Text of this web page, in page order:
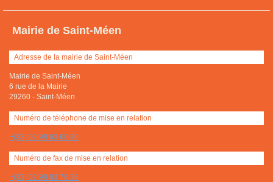
Mairie de Saint-Méen
Adresse de la mairie de Saint-Méen
Mairie de Saint-Méen
6 rue de la Mairie
29260 - Saint-Méen
Numéro de téléphone de mise en relation
+(33) 02 98 83 60 90
Numéro de fax de mise en relation
+(33) 02 98 83 76 36